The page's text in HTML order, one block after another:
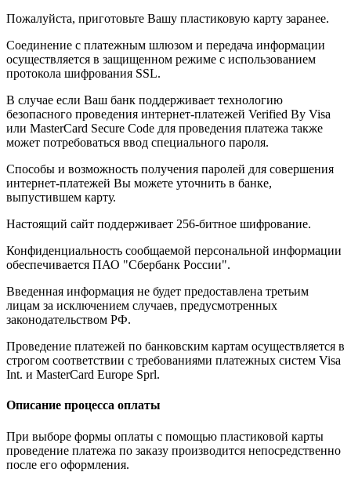
Пожалуйста, приготовьте Вашу пластиковую карту заранее.
Соединение с платежным шлюзом и передача информации
осуществляется в защищенном режиме с использованием
протокола шифрования SSL.
В случае если Ваш банк поддерживает технологию
безопасного проведения интернет-платежей Verified By Visa
или MasterCard Secure Code для проведения платежа также
может потребоваться ввод специального пароля.
Способы и возможность получения паролей для совершения
интернет-платежей Вы можете уточнить в банке,
выпустившем карту.
Настоящий сайт поддерживает 256-битное шифрование.
Конфиденциальность сообщаемой персональной информации
обеспечивается ПАО "Сбербанк России".
Введенная информация не будет предоставлена третьим
лицам за исключением случаев, предусмотренных
законодательством РФ.
Проведение платежей по банковским картам осуществляется в
строгом соответствии с требованиями платежных систем Visa
Int. и MasterCard Europe Sprl.
Описание процесса оплаты
При выборе формы оплаты с помощью пластиковой карты
проведение платежа по заказу производится непосредственно
после его оформления.